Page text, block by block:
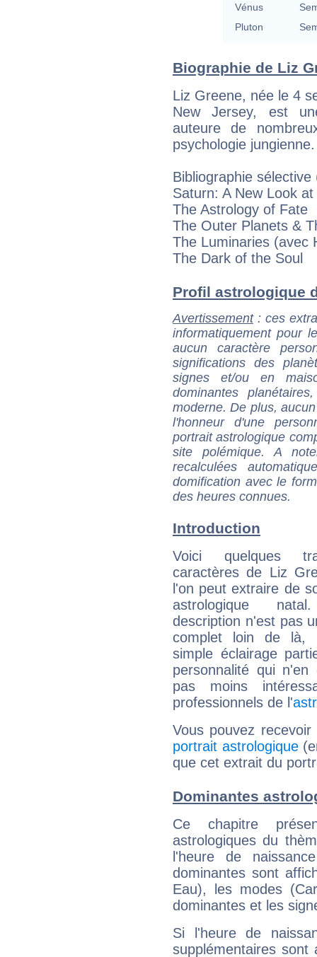
Vénus
Pluton
Biographie de Liz
Liz Greene, née le 4
New Jersey, est
auteure de
psychologie
Bibliographie sélective
Saturn: A New Look
The Astrology of Fate
The Outer Planets &
The Luminaries (avec
The Dark of the Soul
Profil astrologique
Avertissement: ces
informatiquement pour
aucun caractère
significations des
signes et/ou en
dominantes
moderne. De plus,
l'honneur d'une
portrait astrologique
site polémique. A
recalculées
domification avec le
des heures connues.
Introduction
Voici quelques
caractères de Liz
l'on peut extraire de
astrologique
description n'est pas
complet loin de là,
simple éclairage
personnalité qui n'en
pas moins
professionnels de l'
Vous pouvez
portrait astrologique
que cet extrait du
Dominantes
Ce chapitre
astrologiques du
l'heure de
dominantes sont
Eau), les modes
dominantes et les
Si l'heure de
supplémentaires sont